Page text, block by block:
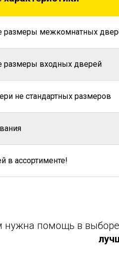
размеры межкомнатных
размеры входных дверей
не стандартных размеров
в ассортименте!
нужна помощь в выборе